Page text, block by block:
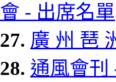
會 - 出席名單
27. 廣 州 琶
28. 通風會刊